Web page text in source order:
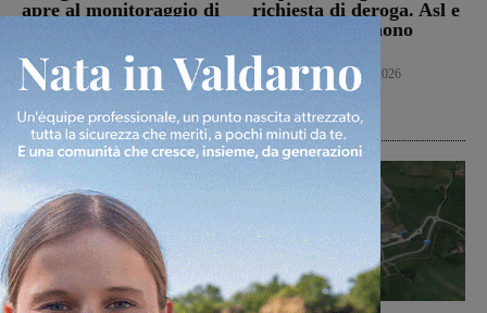
apre al monitoraggio di
risposta che valutiamo
positivamente anche se
con prudenza”
Cronaca 6 Agosto 2026
richiesta di deroga. Asl e
Regione esprimono
Cronaca 6 Agosto 2026